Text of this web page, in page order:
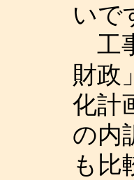
いで
工
財政
化計
の内
も比